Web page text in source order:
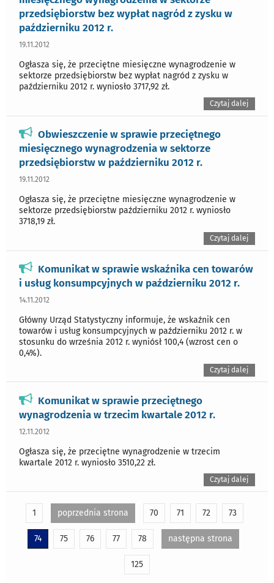
przedsiębiorstw bez wypłat nagród z zysku w
październiku 2012 r.
19.11.2012
Ogłasza się, że przeciętne miesięczne wynagrodzenie w
sektorze przedsiębiorstw bez wypłat nagród z zysku w
październiku 2012 r. wyniosło 3717,92 zł.
Czytaj dalej
Obwieszczenie w sprawie przeciętnego
miesięcznego wynagrodzenia w sektorze
przedsiębiorstw w październiku 2012 r.
19.11.2012
Ogłasza się, że przeciętne miesięczne wynagrodzenie w
sektorze przedsiębiorstw październiku 2012 r. wyniosło
3718,19 zł.
Czytaj dalej
Komunikat w sprawie wskaźnika cen towarów
i usług konsumpcyjnych w październiku 2012 r.
14.11.2012
Główny Urząd Statystyczny informuje, że wskaźnik cen
towarów i usług konsumpcyjnych w październiku 2012 r. w
stosunku do września 2012 r. wyniósł 100,4 (wzrost cen o
0,4%).
Czytaj dalej
Komunikat w sprawie przeciętnego
wynagrodzenia w trzecim kwartale 2012 r.
12.11.2012
Ogłasza się, że przeciętne wynagrodzenie w trzecim
kwartale 2012 r. wyniosło 3510,22 zł.
Czytaj dalej
1 poprzednia strona 70 71 72 73
74 75 76 77 78 następna strona
125